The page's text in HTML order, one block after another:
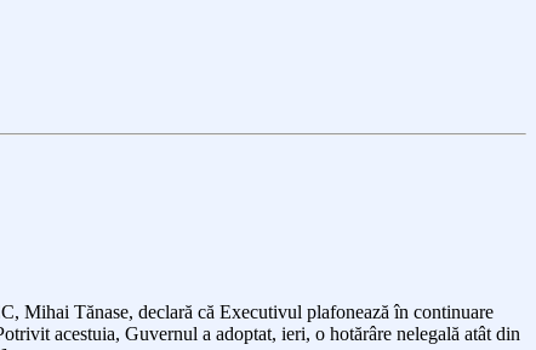
Mihai Tănase, declară că Executivul plafonează în continuare
acestuia, Guvernul a adoptat, ieri, o hotărâre nelegală atât din